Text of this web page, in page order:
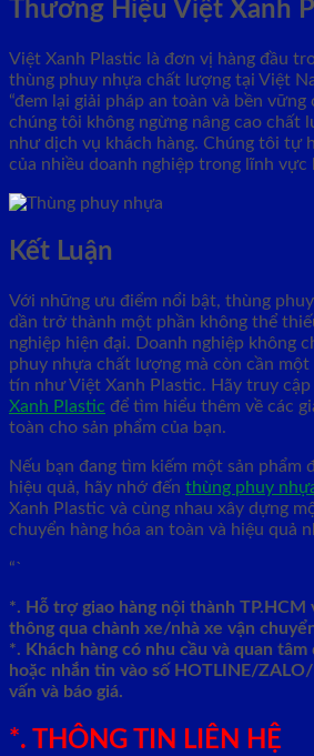
Thương Hiệu Việt Xanh
Việt Xanh Plastic là đơn vị hàng đầu
thùng phuy nhựa chất lượng tại Việt
“đem lại giải pháp an toàn và bền vững
chúng tôi không ngừng nâng cao chất
như dịch vụ khách hàng. Chúng tôi tự
của nhiều doanh nghiệp trong lĩnh vực
Kết Luận
Với những ưu điểm nổi bật, thùng
dần trở thành một phần không thể
nghiệp hiện đại. Doanh nghiệp không
phuy nhựa chất lượng mà còn cần
tín như Việt Xanh Plastic. Hãy truy cập
Xanh Plastic để tìm hiểu thêm về các
toàn cho sản phẩm của bạn.
Nếu bạn đang tìm kiếm một sản phẩm
hiệu quả, hãy nhớ đến thùng phuy
Xanh Plastic và cùng nhau xây dựng
chuyển hàng hóa an toàn và hiệu quả
“`
*. Hỗ trợ giao hàng nội thành TP.HCM
thông qua chành xe/nhà xe vận
*. Khách hàng có nhu cầu và quan tâm
hoặc nhắn tin vào số HOTLINE/
vấn và báo giá.
*. THÔNG TIN LIÊN HỆ